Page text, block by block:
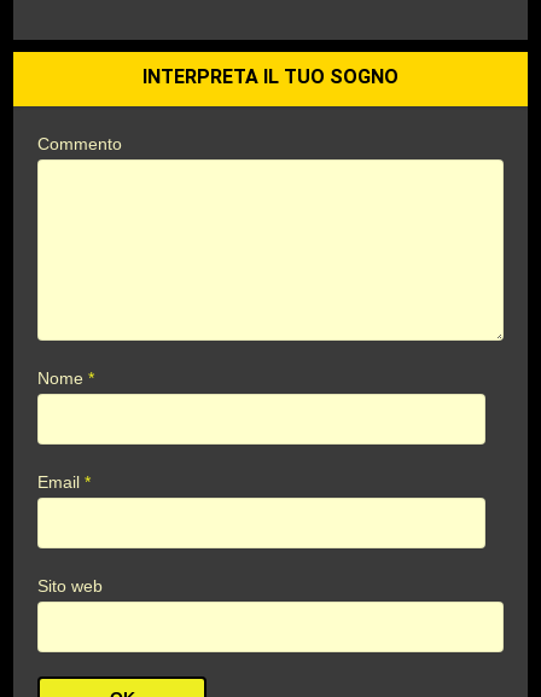
INTERPRETA IL TUO SOGNO
Commento
Nome*
Email*
Sito web